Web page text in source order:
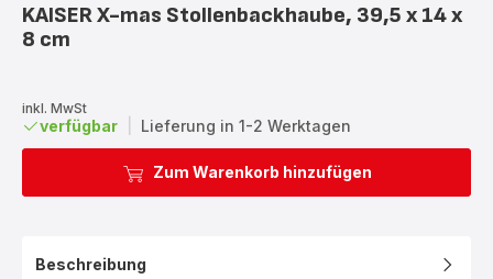
KAISER X-mas Stollenbackhaube, 39,5 x 14 x
8 cm
inkl. MwSt
verfügbar Lieferung in 1-2 Werktagen
Zum Warenkorb hinzufügen
Beschreibung